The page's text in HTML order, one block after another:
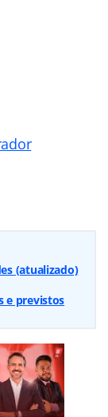
(atualizado)
e previstos